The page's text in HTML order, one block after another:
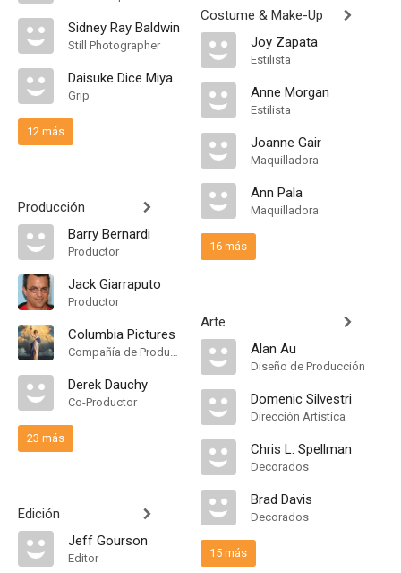
Sidney Ray Baldwin
Still Photographer
Daisuke Dice Miyake
Grip
12 más
Producción
Barry Bernardi
Productor
Jack Giarraputo
Productor
Columbia Pictures
Compañía de Produccion
Derek Dauchy
Co-Productor
23 más
Edición
Jeff Gourson
Editor
Costume & Make-Up
Joy Zapata
Estilista
Anne Morgan
Estilista
Joanne Gair
Maquilladora
Ann Pala
Maquilladora
16 más
Arte
Alan Au
Diseño de Producción
Domenic Silvestri
Dirección Artística
Chris L. Spellman
Decorados
Brad Davis
Decorados
15 más